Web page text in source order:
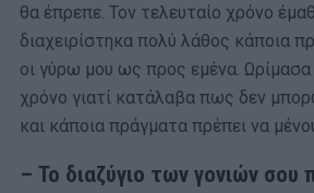
θα έπρεπε. Τον τελευταίο χρόνο
διαχειρίστηκα πολύ λάθος κάποια
οι γύρω μου ως προς εμένα.
χρόνο γιατί κατάλαβα πως δεν
και κάποια πράγματα πρέπει να
– Το διαζύγιο των γονιών σου